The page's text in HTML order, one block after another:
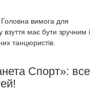
Головна вимога для
взуття має бути зручним і
танцюристів.
Спорт»: все